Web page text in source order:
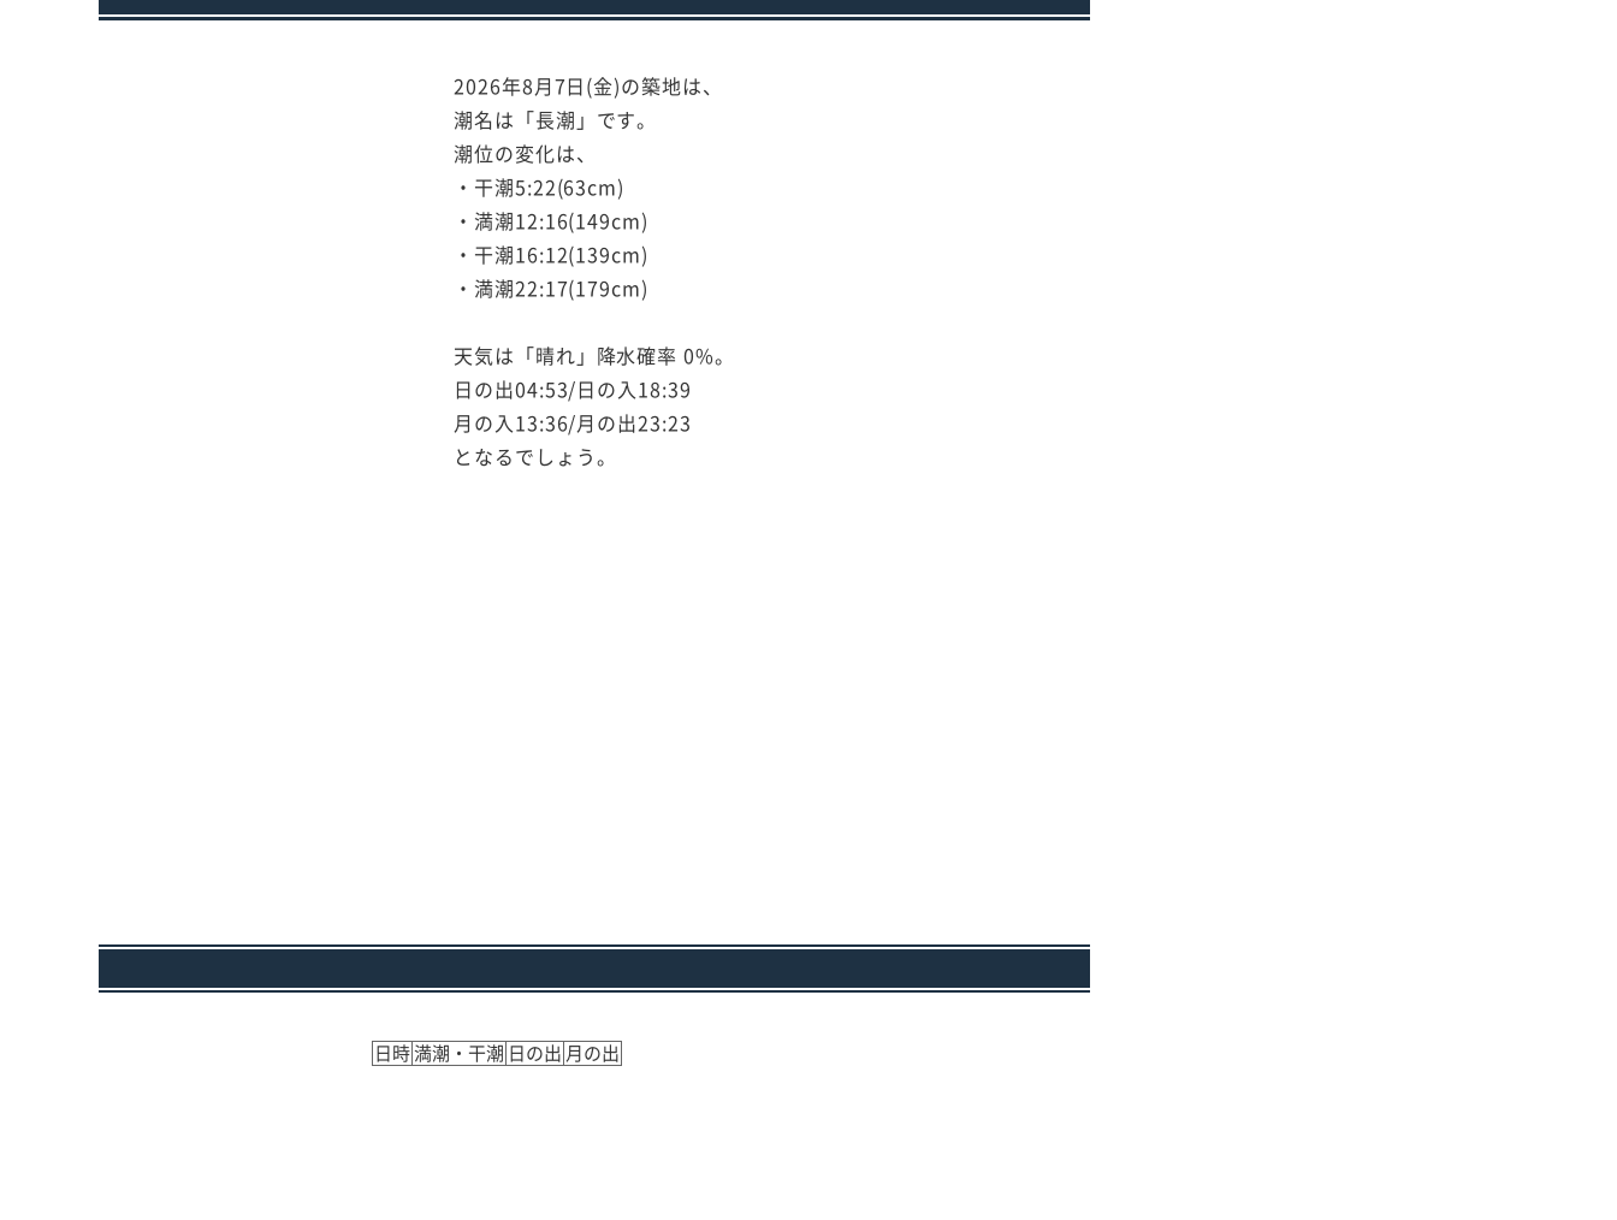
2026年8月7日(金)の築地は、
潮名は「長潮」です。
潮位の変化は、
・干潮5:22(63cm)
・満潮12:16(149cm)
・干潮16:12(139cm)
・満潮22:17(179cm)
天気は「晴れ」降水確率 0%。
日の出04:53/日の入18:39
月の入13:36/月の出23:23
となるでしょう。
日時満潮・干潮 日の出 月の出